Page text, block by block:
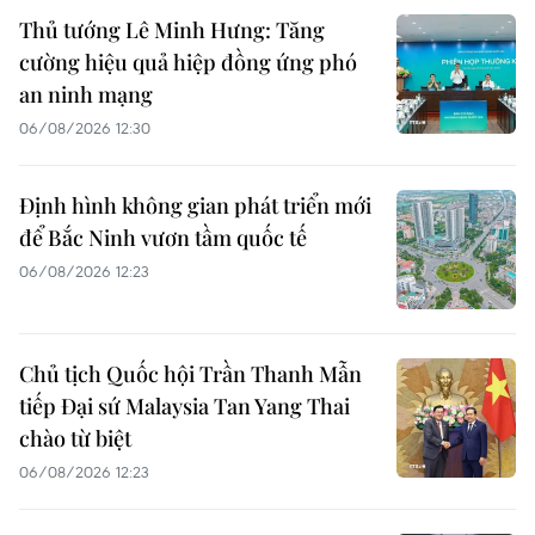
Thủ tướng Lê Minh Hưng: Tăng
cường hiệu quả hiệp đồng ứng phó
an ninh mạng
06/08/2026 12:30
Định hình không gian phát triển mới
để Bắc Ninh vươn tầm quốc tế
06/08/2026 12:23
Chủ tịch Quốc hội Trần Thanh Mẫn
tiếp Đại sứ Malaysia Tan Yang Thai
chào từ biệt
06/08/2026 12:23